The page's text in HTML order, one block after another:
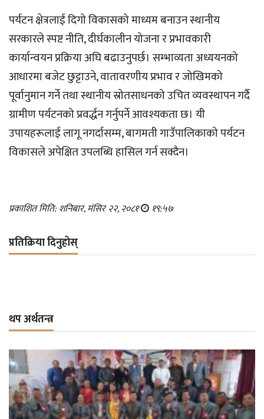
पर्यटन क्षेत्रलाई दिगो विकासको माध्यम बनाउन स्थानीय
सरकारले स्पष्ट नीति, दीर्घकालीन योजना र प्रभावकारी
कार्यान्वयन प्रक्रिया अघि बढाउनुपर्छ। सम्भाव्यता अध्ययनको
आधारमा बजेट छुट्टाउने, वातावरणीय प्रभाव र जोखिमको
पूर्वानुमान गर्ने तथा स्थानीय स्रोतसाधनको उचित व्यवस्थापन गर्दै
ग्रामीण पर्यटनको प्रवर्द्धन गर्नुपर्ने आवश्यकता छ। यी
उपायहरूलाई लागू नगर्दासम्म, बागमती गाउँपालिकाको पर्यटन
विकासले अपेक्षित उपलब्धि हासिल गर्न सक्दैन।
प्रकाशित मिति: शनिबार, मंसिर २२, २०८१ १९:५७
प्रतिक्रिया दिनुहोस्
थप अर्थतन्त्र